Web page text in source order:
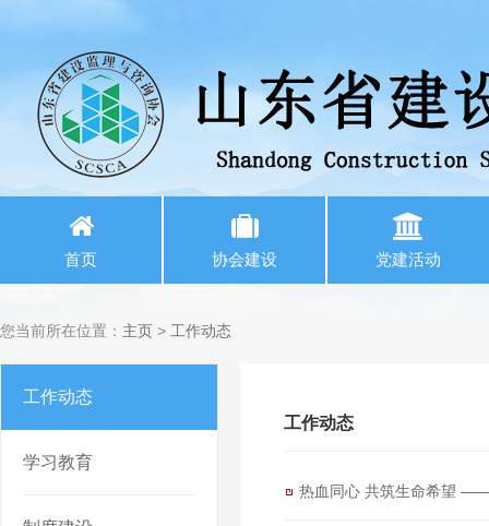
首页 协会建设 党建活动
您当前所在位置： 主页 > 工作动态
工作动态
学习教育
工作动态
热血同心 共筑生命希望